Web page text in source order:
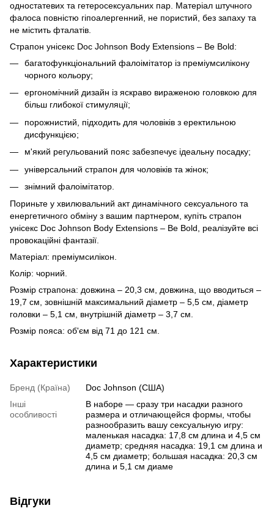
одностатевих та гетеросексуальних пар. Матеріал штучного
фалоса повністю гіпоалергенний, не пористий, без запаху та
не містить фталатів.
Страпон унісекс Doc Johnson Body Extensions – Be Bold:
багатофункціональний фалоімітатор із преміумсилікону
чорного кольору;
ергономічний дизайн із яскраво вираженою головкою для
більш глибокої стимуляції;
порожнистий, підходить для чоловіків з еректильною
дисфункцією;
м'який регульований пояс забезпечує ідеальну посадку;
універсальний страпон для чоловіків та жінок;
знімний фалоімітатор.
Пориньте у хвилювальний акт динамічного сексуального та
енергетичного обміну з вашим партнером, купіть страпон
унісекс Doc Johnson Body Extensions – Be Bold, реалізуйте всі
провокаційні фантазії.
Матеріал: преміумсилікон.
Колір: чорний.
Розмір страпона: довжина – 20,3 см, довжина, що вводиться –
19,7 см, зовнішній максимальний діаметр – 5,5 см, діаметр
головки – 5,1 см, внутрішній діаметр – 3,7 см.
Розмір пояса: об'єм від 71 до 121 см.
Характеристики
Бренд (Країна)
Doc Johnson (США)
Інші
особливості
В наборе — сразу три насадки разного
размера и отличающейся формы, чтобы
разнообразить вашу сексуальную игру:
маленькая насадка: 17,8 см длина и 4,5 см
диаметр; средняя насадка: 19,1 см длина и
4,5 см диаметр; большая насадка: 20,3 см
длина и 5,1 см диаме
Відгуки